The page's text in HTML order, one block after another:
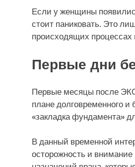
Если у женщины
стоит паниковать. Это
происходящих
Первые дни
Первые месяцы после
плане долговременного и
«закладка фундамента»
В данный временной
осторожность и